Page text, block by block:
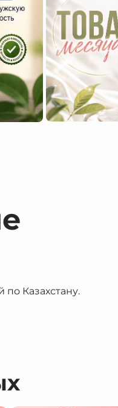
Казахстану.